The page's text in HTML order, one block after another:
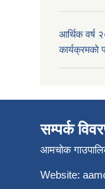
आर्थिक वर्ष
कार्यक्रमको
सम्पर्क
आमचोक
Website: